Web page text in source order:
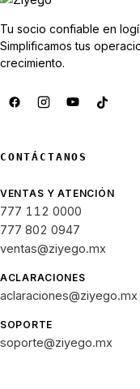
Tu socio confiable en
Simplificamos tus
crecimiento.
CONTÁCTANOS
VENTAS Y ATENCIÓN
777 112 0000
777 802 0947
ventas@ziyego.mx
ACLARACIONES
aclaraciones@ziyego.mx
SOPORTE
soporte@ziyego.mx